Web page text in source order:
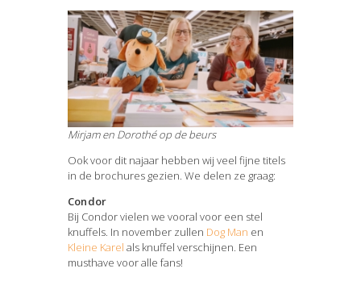
Mirjam en Dorothé op de beurs
Ook voor dit najaar hebben wij veel fijne titels
in de brochures gezien. We delen ze graag:
Condor
Bij Condor vielen we vooral voor een stel
knuffels. In november zullen Dog Man en
Kleine Karel als knuffel verschijnen. Een
musthave voor alle fans!